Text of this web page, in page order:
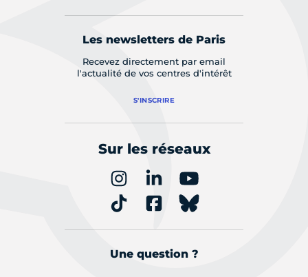
Les newsletters de Paris
Recevez directement par email
l'actualité de vos centres d'intérêt
S'INSCRIRE
Sur les réseaux
Une question ?